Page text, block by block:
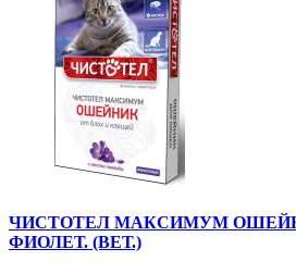
ЧИСТОТЕЛ МАКСИМУМ
ФИОЛЕТ. (ВЕТ.)